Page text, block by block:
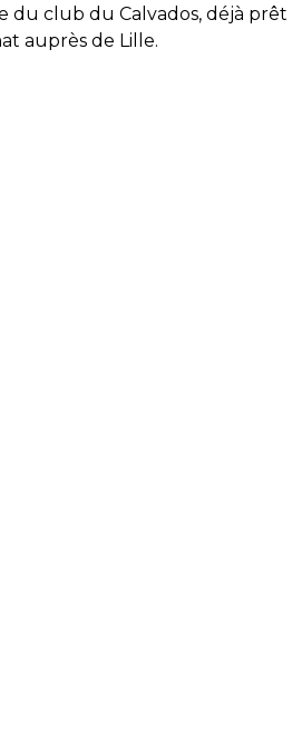
du club du Calvados, déjà prêt
auprès de Lille.